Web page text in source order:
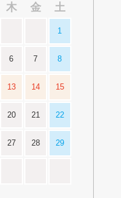
木 金 土
1
6 7 8
13 14 15
20 21 22
27 28 29